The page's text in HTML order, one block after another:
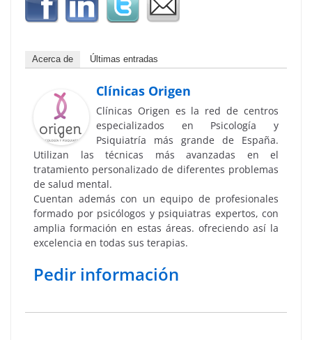
Acerca de Últimas entradas
Clínicas Origen
Clínicas Origen es la red de centros
especializados en Psicología y
Psiquiatría más grande de España.
Utilizan las técnicas más avanzadas en el
tratamiento personalizado de diferentes problemas
de salud mental.
Cuentan además con un equipo de profesionales
formado por psicólogos y psiquiatras expertos, con
amplia formación en estas áreas. ofreciendo así la
excelencia en todas sus terapias.
Pedir información